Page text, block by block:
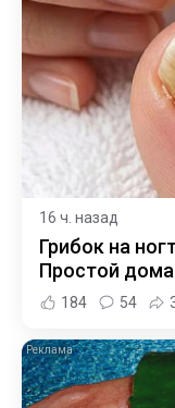
16 ч. назад
Грибок на
Простой
184 54